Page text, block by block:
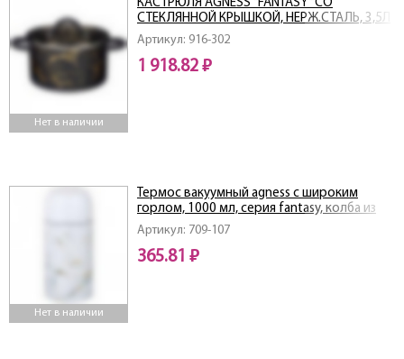
Нет в наличии
Артикул: 916-302
КАСТРЮЛЯ AGNESS "FANTASY "СО
СТЕКЛЯННОЙ КРЫШКОЙ, НЕРЖ.СТАЛЬ, 3,5Л
20Х11 СМ
1 918.82 ₽
Нет в наличии
Артикул: 709-107
Термос вакуумный agness с широким
горлом, 1000 мл, серия fantasy, колба из
нерж. стали
365.81 ₽